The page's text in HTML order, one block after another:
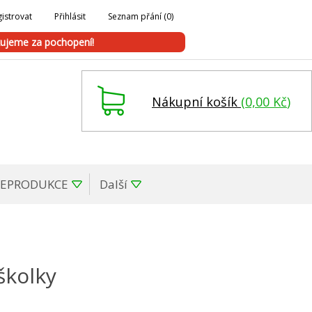
Přihlásit Seznam přání (0)
za pochopení!
Nákupní košík (0,00 Kč)
Další